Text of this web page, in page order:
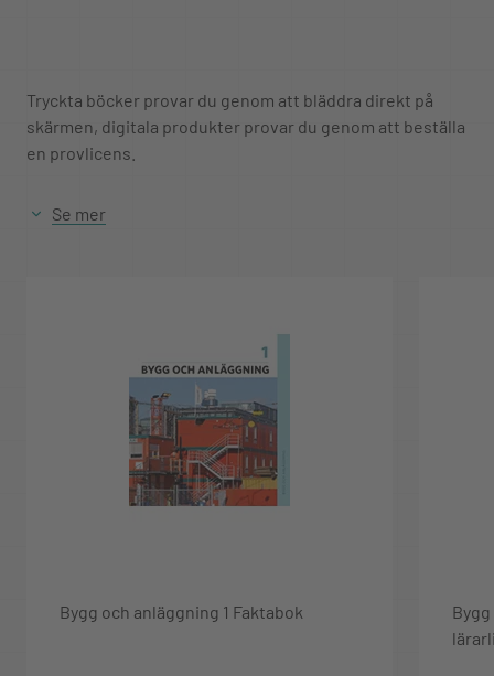
Tryckta böcker provar du genom att bläddra direkt på
skärmen, digitala produkter provar du genom att beställa
en provlicens.
Provperioden är 4 veckor för både tryckta och digitala
Se mer
Bygg och anläggning 1 Faktabok